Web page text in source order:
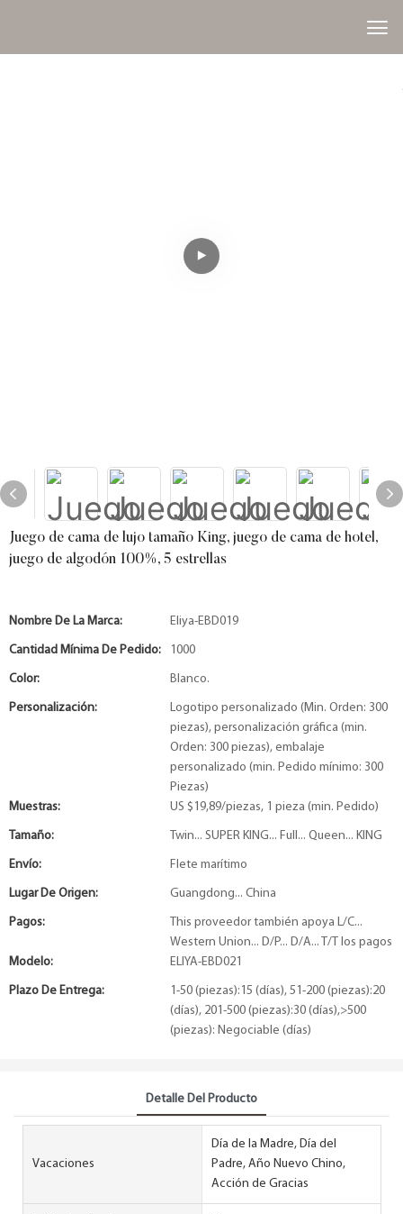
Juego de cama de lujo tamaño King, juego de cama de hotel,
juego de algodón 100%, 5 estrellas
Nombre De La Marca: Eliya-EBD019
Cantidad Mínima De Pedido: 1000
Color: Blanco.
Personalización:
Logotipo personalizado (Min. Orden: 300
piezas), personalización gráfica (min.
Orden: 300 piezas), embalaje
personalizado (min. Pedido mínimo: 300
Piezas)
Muestras:
US $19,89/piezas, 1 pieza (min. Pedido)
Tamaño: Twin... SUPER KING... Full... Queen... KING
Envío: Flete marítimo
Lugar De Origen: Guangdong... China
Pagos:
This proveedor también apoya L/C...
Western Union... D/P... D/A... T/T los pagos
Modelo:
ELIYA-EBD021
Plazo De Entrega:
1-50 (piezas):15 (días), 51-200 (piezas):20
(días), 201-500 (piezas):30 (días),>500
(piezas): Negociable (días)
Detalle Del Producto
Vacaciones
Día de la Madre, Día del
Padre, Año Nuevo Chino,
Acción de Gracias